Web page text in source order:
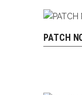
PATCH